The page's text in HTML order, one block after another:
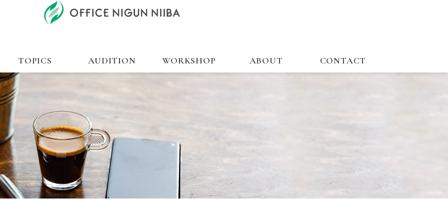
TOPICS AUDITION WORKSHOP ABOUT CONTACT